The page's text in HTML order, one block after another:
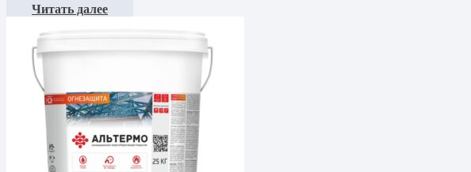
Читать далее